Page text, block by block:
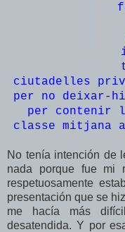
ciutadelles
per no deixar-
per contenir
classe
No tenía intención de
nada porque fue mi
respetuosamente
presentación que se
me hacía más
desatendida. Y por